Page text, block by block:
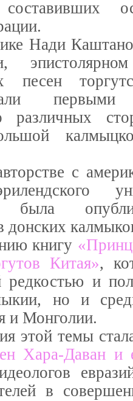
составивших
Нади
песен
первыми
о различных
с
была
донских
книгу
Китая»,
редкостью и
но и
и Монголии.
этой темы
Хара-Даван и
в